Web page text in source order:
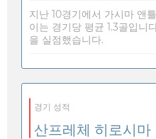
지난 10경기에서 가시마 앤
이는 경기당 평균 1.3골입니
을 실점했습니다.
경기 성적
산프레체 히로시마